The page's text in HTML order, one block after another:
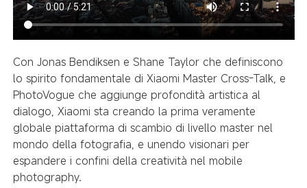
Con Jonas Bendiksen e Shane Taylor che definiscono
lo spirito fondamentale di Xiaomi Master Cross-Talk, e
PhotoVogue che aggiunge profondità artistica al
dialogo, Xiaomi sta creando la prima veramente
globale piattaforma di scambio di livello master nel
mondo della fotografia, e unendo visionari per
espandere i confini della creatività nel mobile
photography.